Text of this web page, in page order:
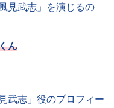
見武志」を演じるの
ん
武志」役のプロフィー